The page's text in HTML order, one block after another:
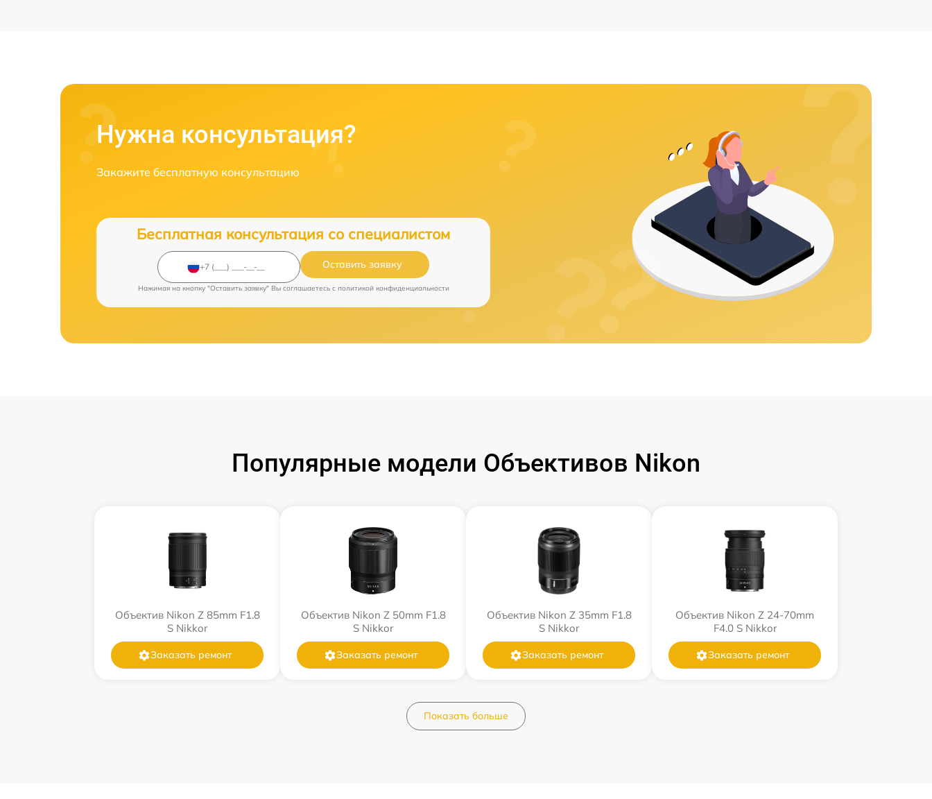
Нужна консультация?
Закажите бесплатную консультацию
Бесплатная консультация со специалистом
Оставить заявку
Нажимая на кнопку "Оставить заявку" Вы соглашаетесь c политикой конфиденциальности
Популярные модели Объективов Nikon
Объектив Nikon Z 85mm F1.8
S Nikkor
Заказать ремонт
Объектив Nikon Z 50mm F1.8
S Nikkor
Заказать ремонт
Объектив Nikon Z 35mm F1.8
S Nikkor
Заказать ремонт
Объектив Nikon Z 24-70mm
F4.0 S Nikkor
Заказать ремонт
Показать больше